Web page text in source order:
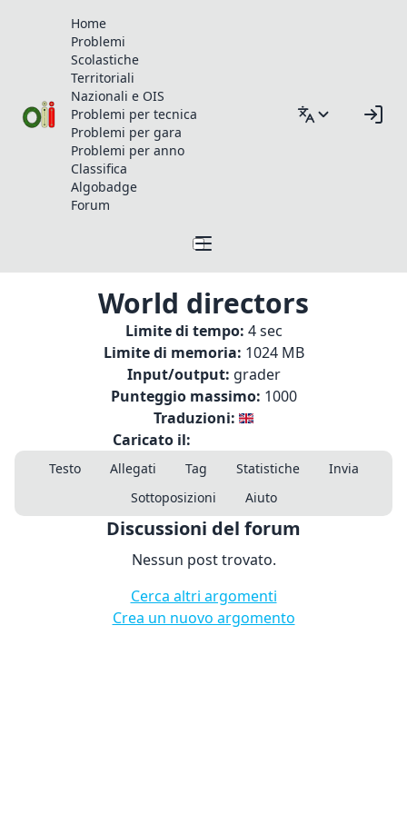
Home
Problemi
Scolastiche
Territoriali
Nazionali e OIS
Problemi per tecnica
Problemi per gara
Problemi per anno
Classifica
Algobadge
Forum
World directors
Limite di tempo: 4 sec
Limite di memoria: 1024 MB
Input/output: grader
Punteggio massimo: 1000
Traduzioni:
Caricato il:
Testo Allegati Tag Statistiche
Invia
Sottoposizioni
Aiuto
Discussioni del forum
Nessun post trovato.
Cerca altri argomenti
Crea un nuovo argomento